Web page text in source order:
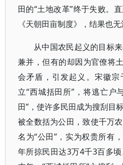
田的“土地改革”终于失败。
《天朝田亩制度》，结果也无
从中国农民起义的目标
兼并，但有的却因为官僚将
会矛盾，引发起义。宋徽
立“西城括田所”，将逃亡户
田”，使许多民田成为搜刮目
被全数括为公田，致使千万
名为“公田”，实为权贵所有
年所掠民田达3万4千3百多